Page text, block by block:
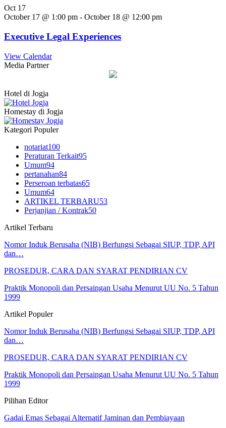
Oct 17
October 17 @ 1:00 pm - October 18 @ 12:00 pm
Executive Legal Experiences
View Calendar
Media Partner
Hotel di Jogja
Homestay di Jogja
Kategori Populer
notariat100
Peraturan Terkait95
Umum94
pertanahan84
Perseroan terbatas65
Umum64
ARTIKEL TERBARU53
Perjanjian / Kontrak50
Artikel Terbaru
Nomor Induk Berusaha (NIB) Berfungsi Sebagai SIUP, TDP, API
dan…
PROSEDUR, CARA DAN SYARAT PENDIRIAN CV
Praktik Monopoli dan Persaingan Usaha Menurut UU No. 5 Tahun
1999
Artikel Populer
Nomor Induk Berusaha (NIB) Berfungsi Sebagai SIUP, TDP, API
dan…
PROSEDUR, CARA DAN SYARAT PENDIRIAN CV
Praktik Monopoli dan Persaingan Usaha Menurut UU No. 5 Tahun
1999
Pilihan Editor
Gadai Emas Sebagai Alternatif Jaminan dan Pembiayaan